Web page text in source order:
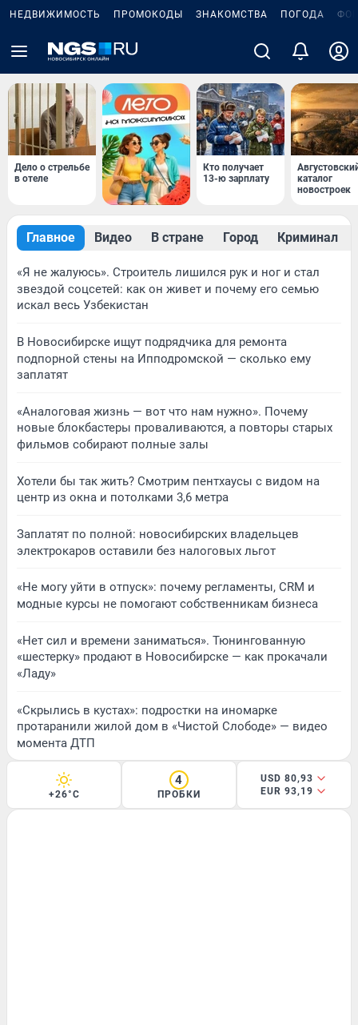
НЕДВИЖИМОСТЬ ПРОМОКОДЫ ЗНАКОМСТВА ПОГОДА
Дело о стрельбе
в отеле
Кто получает
13-ю зарплату
каталог
новостроек
Главное Видео В стране Город Криминал
«Я не жалуюсь». Строитель лишился рук и ног и стал
звездой соцсетей: как он живет и почему его семью
искал весь Узбекистан
В Новосибирске ищут подрядчика для ремонта
подпорной стены на Ипподромской — сколько ему
заплатят
«Аналоговая жизнь — вот что нам нужно». Почему
новые блокбастеры проваливаются, а повторы старых
фильмов собирают полные залы
Хотели бы так жить? Смотрим пентхаусы с видом на
центр из окна и потолками 3,6 метра
Заплатят по полной: новосибирских владельцев
электрокаров оставили без налоговых льгот
«Не могу уйти в отпуск»: почему регламенты, CRM и
модные курсы не помогают собственникам бизнеса
«Нет сил и времени заниматься». Тюнингованную
«шестерку» продают в Новосибирске — как прокачали
«Ладу»
«Скрылись в кустах»: подростки на иномарке
протаранили жилой дом в «Чистой Слободе» — видео
момента ДТП
+26°C
4
ПРОБКИ
USD 80,93
EUR 93,19